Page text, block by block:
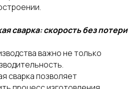
сварка: скорость без потери
важно не только
сварка позволяет